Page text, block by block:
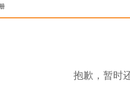
抱歉，暂时